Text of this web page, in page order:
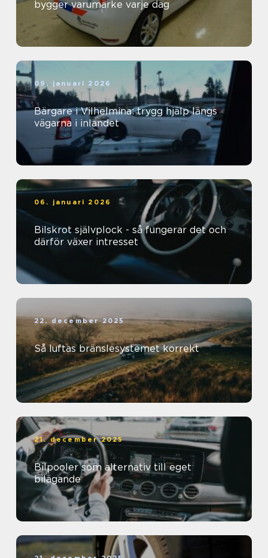
bygger varumärke varje dag
09. januari 2026
Bärgare i Vilhelmina: trygg hjälp längs
vägarna i inlandet
06. januari 2026
Bilskrot självplock - så fungerar det och
därför växer intresset
22. december 2025
Så luftas bränslesystemet korrekt
21. december 2025
Bilpooler som alternativ till eget
bilägande